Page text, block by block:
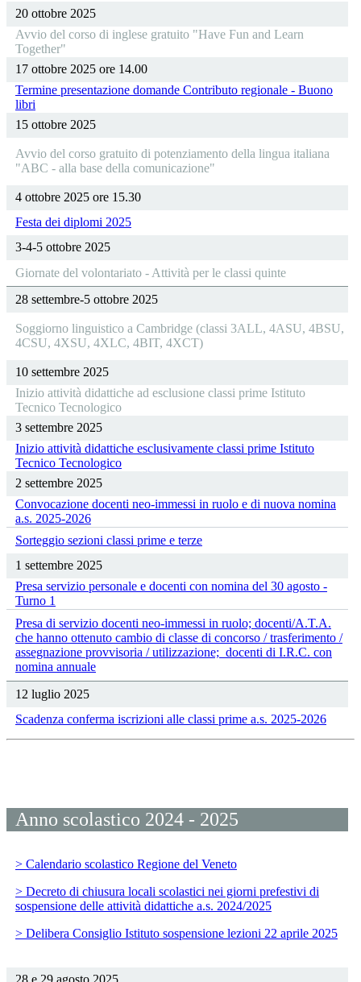
20 ottobre 2025
Avvio del corso di inglese gratuito "Have Fun and Learn
Together"
17 ottobre 2025 ore 14.00
Termine presentazione domande Contributo regionale - Buono
libri
15 ottobre 2025
Avvio del corso gratuito di potenziamento della lingua italiana
"ABC - alla base della comunicazione"
4 ottobre 2025 ore 15.30
Festa dei diplomi 2025
3-4-5 ottobre 2025
Giornate del volontariato - Attività per le classi quinte
28 settembre-5 ottobre 2025
Soggiorno linguistico a Cambridge (classi 3ALL, 4ASU, 4BSU,
4CSU, 4XSU, 4XLC, 4BIT, 4XCT)
10 settembre 2025
Inizio attività didattiche ad esclusione classi prime Istituto
Tecnico Tecnologico
3 settembre 2025
Inizio attività didattiche esclusivamente classi prime Istituto
Tecnico Tecnologico
2 settembre 2025
Convocazione docenti neo-immessi in ruolo e di nuova nomina
a.s. 2025-2026
Sorteggio sezioni classi prime e terze
1 settembre 2025
Presa servizio personale e docenti con nomina del 30 agosto -
Turno 1
Presa di servizio docenti neo-immessi in ruolo; docenti/A.T.A.
che hanno ottenuto cambio di classe di concorso / trasferimento /
assegnazione provvisoria / utilizzazione; docenti di I.R.C. con
nomina annuale
12 luglio 2025
Scadenza conferma iscrizioni alle classi prime a.s. 2025-2026
Anno scolastico 2024 - 2025
> Calendario scolastico Regione del Veneto
> Decreto di chiusura locali scolastici nei giorni prefestivi di
sospensione delle attività didattiche a.s. 2024/2025
> Delibera Consiglio Istituto sospensione lezioni 22 aprile 2025